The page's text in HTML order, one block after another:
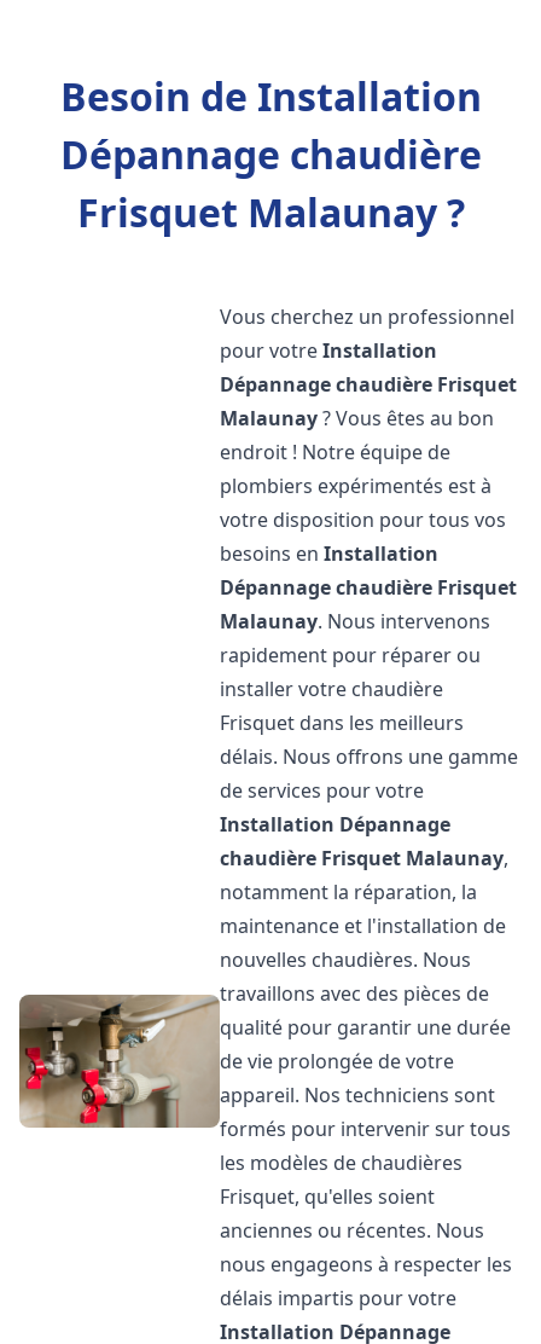
Besoin de Installation
Dépannage chaudière
Frisquet Malaunay ?
Vous cherchez un professionnel
pour votreInstallation
Dépannage chaudière Frisquet
Malaunay? Vous êtes au bon
endroit ! Notre équipe de
plombiers expérimentés est à
votre disposition pour tous vos
besoins enInstallation
Dépannage chaudière Frisquet
Malaunay. Nous intervenons
rapidement pour réparer ou
installer votre chaudière
Frisquet dans les meilleurs
délais. Nous offrons une gamme
de services pour votre
Installation Dépannage
chaudière Frisquet Malaunay,
notamment la réparation, la
maintenance et l'installation de
nouvelles chaudières. Nous
travaillons avec des pièces de
qualité pour garantir une durée
de vie prolongée de votre
appareil. Nos techniciens sont
formés pour intervenir sur tous
les modèles de chaudières
Frisquet, qu'elles soient
anciennes ou récentes. Nous
nous engageons à respecter les
délais impartis pour votre
Installation Dépannage